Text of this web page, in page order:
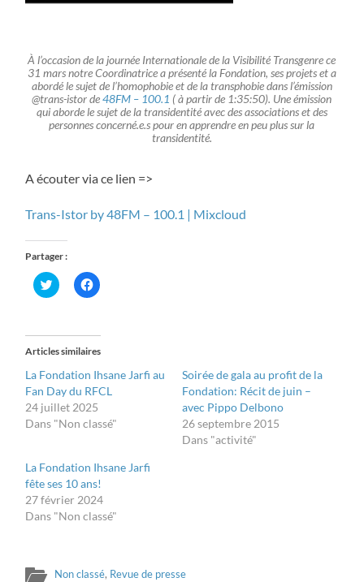
À l’occasion de la journée Internationale de la Visibilité Transgenre ce
31 mars notre Coordinatrice a présenté la Fondation, ses projets et a
abordé le sujet de l’homophobie et de la transphobie dans l’émission
@trans-istor de48FM – 100.1 ( à partir de 1:35:50). Une émission
qui aborde le sujet de la transidentité avec des associations et des
personnes concerné.e.s pour en apprendre en peu plus sur la
transidentité.
A écouter via ce lien =>
Trans-Istor by 48FM – 100.1 | Mixcloud
Partager :
Cliquez
pour
dans
une
nouvelle
Cliquez
pour
dans
nouvelle
Articles similaires
La Fondation Ihsane Jarfi au
Fan Day du RFCL
24 juillet 2025
Dans "Non classé"
Soirée de gala au profit de la
Fondation: Récit de juin –
avec Pippo Delbono
26 septembre 2015
Dans "activité"
La Fondation Ihsane Jarfi
fête ses 10 ans!
27 février 2024
Dans "Non classé"
Non classé, Revue de presse